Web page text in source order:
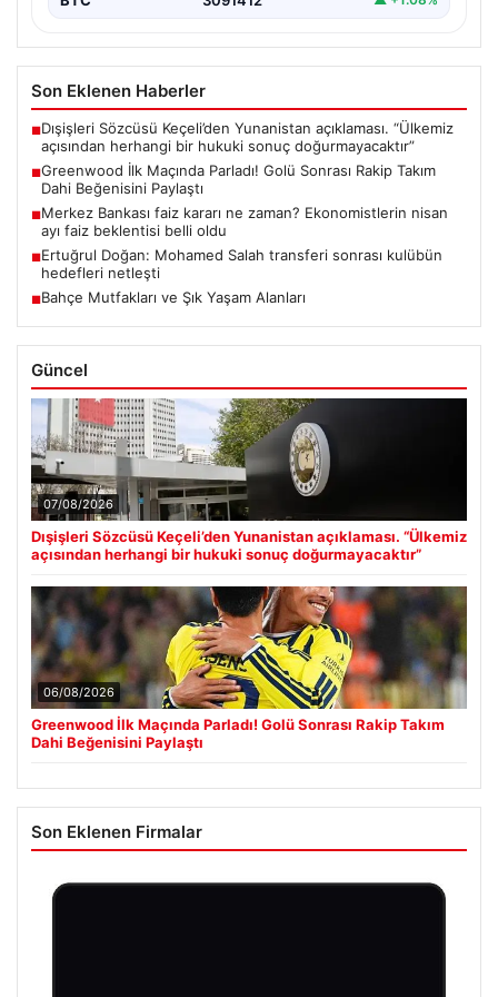
Son Eklenen Haberler
■Dışişleri Sözcüsü Keçeli’den Yunanistan açıklaması. “Ülkemiz
açısından herhangi bir hukuki sonuç doğurmayacaktır”
■Greenwood İlk Maçında Parladı! Golü Sonrası Rakip Takım
Dahi Beğenisini Paylaştı
■Merkez Bankası faiz kararı ne zaman? Ekonomistlerin nisan
ayı faiz beklentisi belli oldu
■Ertuğrul Doğan: Mohamed Salah transferi sonrası kulübün
hedefleri netleşti
■Bahçe Mutfakları ve Şık Yaşam Alanları
Güncel
07/08/2026
Dışişleri Sözcüsü Keçeli’den Yunanistan açıklaması. “Ülkemiz
açısından herhangi bir hukuki sonuç doğurmayacaktır”
06/08/2026
Greenwood İlk Maçında Parladı! Golü Sonrası Rakip Takım
Dahi Beğenisini Paylaştı
Son Eklenen Firmalar